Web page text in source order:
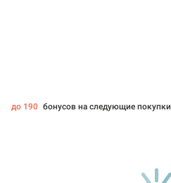
до 190 бонусов на следующие покупки